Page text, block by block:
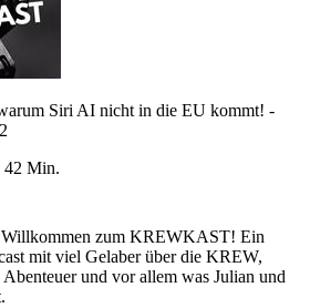
Siri AI nicht in die EU kommt! -
42 Min.
zum KREWKAST! Ein
mit viel Gelaber über die KREW,
und vor allem was Julian und